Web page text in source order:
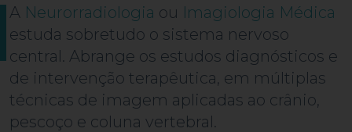
A Neurorradiologia ou Imagiologia Médica
estuda sobretudo o sistema nervoso
central. Abrange os estudos diagnósticos e
de intervenção terapêutica, em múltiplas
técnicas de imagem aplicadas ao crânio,
pescoço e coluna vertebral.